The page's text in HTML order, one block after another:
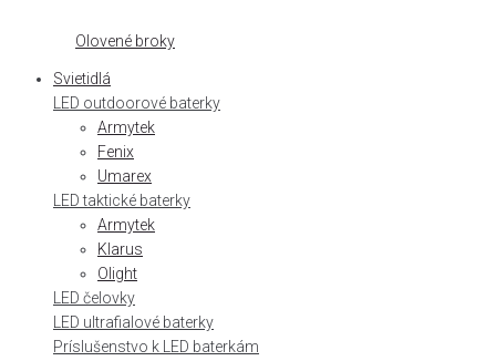
Olovené broky
Svietidlá
LED outdoorové baterky
Armytek
Fenix
Umarex
LED taktické baterky
Armytek
Klarus
Olight
LED čelovky
LED ultrafialové baterky
Príslušenstvo k LED baterkám